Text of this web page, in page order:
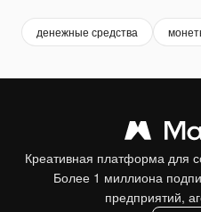
денежные средства
Креативная платформа для
Более 1 миллиона
предприятий,